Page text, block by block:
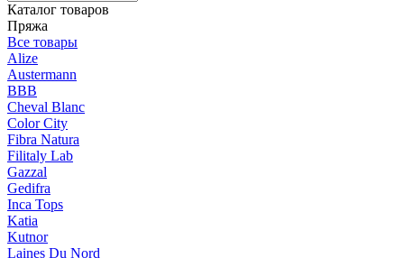
Каталог товаров
Пряжа
Все товары
Alize
Austermann
BBB
Cheval Blanc
Color City
Fibra Natura
Filitaly Lab
Gazzal
Gedifra
Inca Tops
Katia
Kutnor
Laines Du Nord